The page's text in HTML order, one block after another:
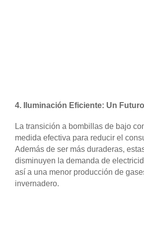
4. Iluminación Eficiente: Un
La transición a bombillas de bajo
medida efectiva para reducir el
Además de ser más duraderas,
disminuyen la demanda de
así a una menor producción de
invernadero.